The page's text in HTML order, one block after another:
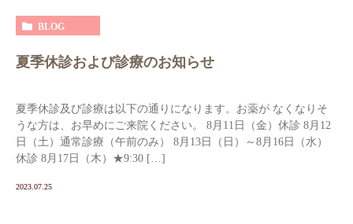
BLOG
夏季休診および診療のお知らせ
夏季休診及び診療は以下の通りになります。お薬が なくなりそ
うな方は、お早めにご来院ください。 8月11日（金）休診 8月12
日（土）通常診療（午前のみ） 8月13日（日）～8月16日（水）
休診 8月17日（木）★9:30 […]
2023.07.25